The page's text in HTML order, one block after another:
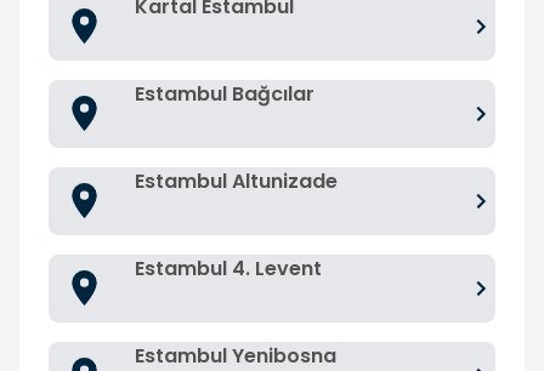
Kartal Estambul
Estambul Bağcılar
Estambul Altunizade
Estambul 4. Levent
Estambul Yenibosna